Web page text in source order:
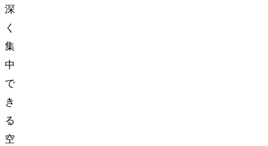
深
く
集
中
で
き
る
空